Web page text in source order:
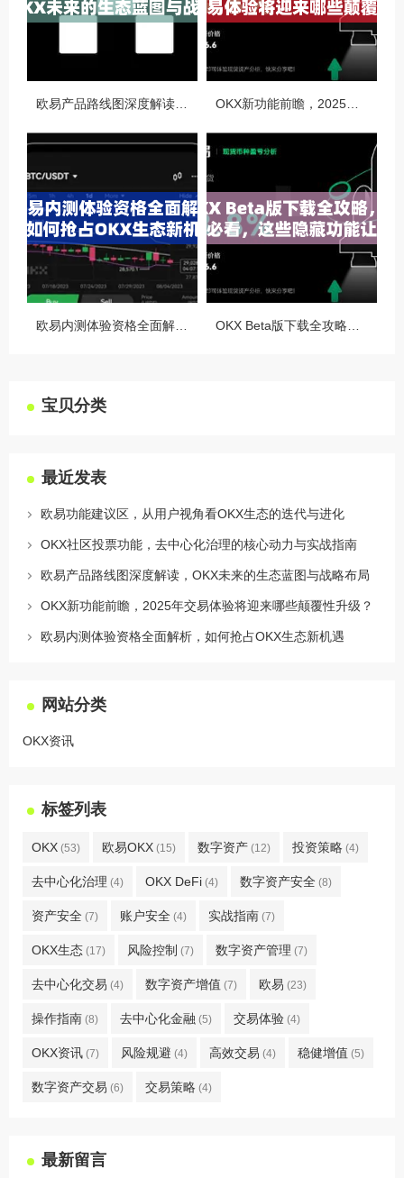
宝贝分类
最近发表
欧易功能建议区，从用户视角看OKX生态的迭代与进化
OKX社区投票功能，去中心化治理的核心动力与实战指南
欧易产品路线图深度解读，OKX未来的生态蓝图与战略布局
OKX新功能前瞻，2025年交易体验将迎来哪些颠覆性升级？
欧易内测体验资格全面解析，如何抢占OKX生态新机遇
网站分类
OKX资讯
标签列表
OKX (53) 欧易OKX (15) 数字资产 (12) 投资策略 (4)
去中心化治理 (4) OKX DeFi (4) 数字资产安全 (8)
资产安全 (7) 账户安全 (4) 实战指南 (7)
OKX生态 (17) 风险控制 (7) 数字资产管理 (7)
去中心化交易 (4) 数字资产增值 (7) 欧易 (23)
操作指南 (8) 去中心化金融 (5) 交易体验 (4)
OKX资讯 (7) 风险规避 (4) 高效交易 (4) 稳健增值 (5)
数字资产交易 (6) 交易策略 (4)
最新留言